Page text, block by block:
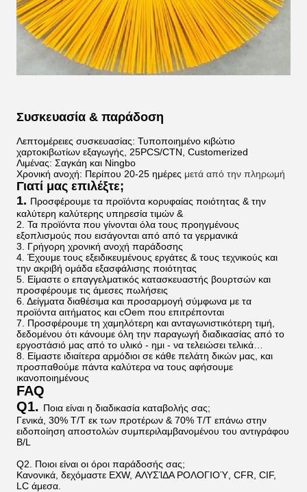
Συσκευασία & παράδοση
Λεπτομέρειες συσκευασίας: Τυποποιημένο κιβώτιο
χαρτοκιβωτίων εξαγωγής, 25PCS/CTN, Customerized
Λιμένας: Σαγκάη και Ningbo
Χρονική ανοχή: Περίπου 20-25 ημέρες μετά από την πληρωμή
Γιατί μας επιλέξτε;
1. Προσφέρουμε τα προϊόντα κορυφαίας ποιότητας & την
καλύτερη καλύτερης υπηρεσία τιμών &
2. Τα προϊόντα που γίνονται όλα τους προηγμένους
εξοπλισμούς που εισάγονται από από τα γερμανικά
3. Γρήγορη χρονική ανοχή παράδοσης
4. Έχουμε τους εξειδικευμένους εργάτες & τους τεχνικούς και
την ακριβή ομάδα εξασφάλισης ποιότητας
5. Είμαστε ο επαγγελματικός κατασκευαστής βουρτσών και
προσφέρουμε τις άμεσες πωλήσεις
6. Δείγματα διαθέσιμα και προσαρμογή σύμφωνα με τα
προϊόντα αιτήματος και cOem που επιτρέπονται
7. Προσφέρουμε τη χαμηλότερη και ανταγωνιστικότερη τιμή,
δεδομένου ότι κάνουμε όλη την παραγωγή διαδικασίας από το
εργοστάσιό μας από το υλικό - ημι - να τελειώσει τελικά…
8. Είμαστε ιδιαίτερα αρμόδιοι σε κάθε πελάτη δικών μας, και
προσπαθούμε πάντα καλύτερα να τους αφήσουμε
ικανοποιημένους
FAQ
Q1. Ποια είναι η διαδικασία καταβολής σας;
Γενικά, 30% T/T εκ των προτέρων & 70% T/T επάνω στην
ειδοποίηση αποστολών συμπεριλαμβανομένου του αντιγράφου
B/L
Q2. Ποιοι είναι οι όροι παράδοσής σας;
Κανονικά, δεχόμαστε EXW, ΑΛΥΣΊΔΑ ΡΟΛΟΓΙΟΎ, CFR, CIF,
LC άμεσα.